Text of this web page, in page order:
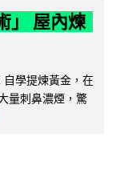
」 屋內煉
學提煉黃金，在
量刺鼻濃煙，驚